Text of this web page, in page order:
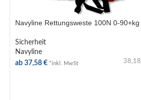
Navyline Rettungsweste 100N 0-90+kg
Sicherheit
Navyline
ab 37,58 € *inkl. MwSt 38,18